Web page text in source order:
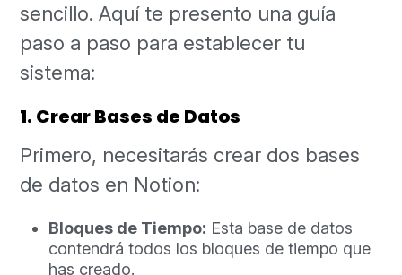
sencillo. Aquí te presento una guía
paso a paso para establecer tu
sistema:
1. Crear Bases de Datos
Primero, necesitarás crear dos bases
de datos en Notion:
Bloques de Tiempo: Esta base de datos
contendrá todos los bloques de tiempo que
has creado.